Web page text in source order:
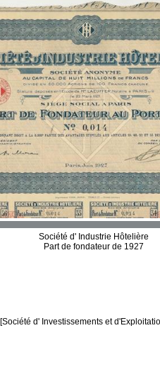
Société d' Industrie Hôtelière
Part de fondateur de 1927
[Société d' Investissements et